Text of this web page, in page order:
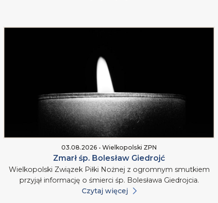
03.08.2026 • Wielkopolski ZPN
Zmarł śp. Bolesław Giedrojć
Wielkopolski Związek Piłki Nożnej z ogromnym smutkiem
przyjął informację o śmierci śp. Bolesława Giedrojcia.
Czytaj więcej